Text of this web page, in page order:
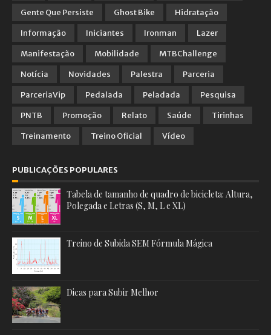
Gente Que Persiste
Ghost Bike
Hidratação
Informação
Iniciantes Ironman
Lazer
Manifestação
Mobilidade
MTBChallenge
Notícia
Novidades Palestra
Parceria
ParceriaVip
Pedalada Peladada
Pesquisa
PNTB
Promoção Relato Saúde
Tirinhas
Treinamento
Treino Oficial Vídeo
PUBLICAÇÕES POPULARES
Tabela de tamanho de quadro de bicicleta: Altura,
Polegada e Letras (S, M, L e XL)
Treino de Subida SEM Fórmula Mágica
Dicas para Subir Melhor